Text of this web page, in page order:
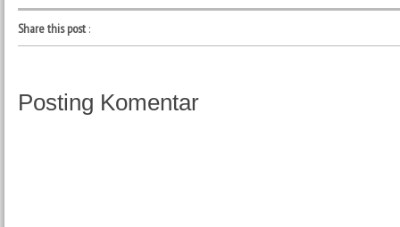
Share this post:
Posting Komentar